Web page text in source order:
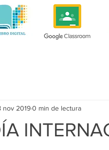
nov 20190 min de lectura